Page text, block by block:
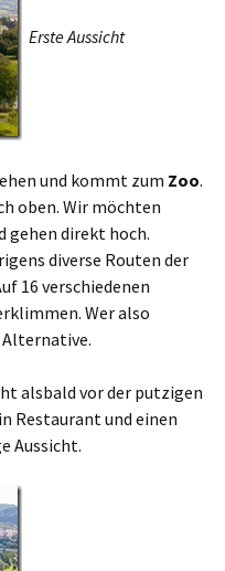
Erste Aussicht
und kommt zum Zoo.
oben. Wir möchten
gehen direkt hoch.
diverse Routen der
16 verschiedenen
Wer also
alsbald vor der putzigen
Restaurant und einen
Aussicht.